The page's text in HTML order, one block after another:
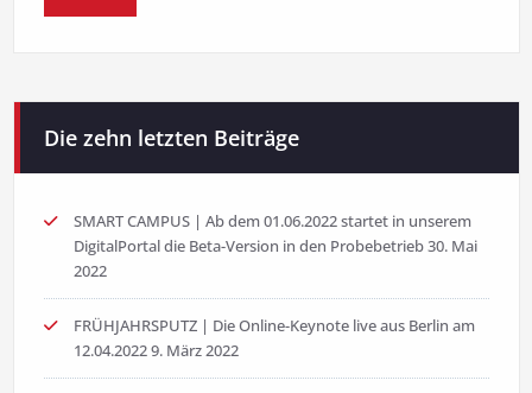
Die zehn letzten Beiträge
SMART CAMPUS | Ab dem 01.06.2022 startet in unserem
DigitalPortal die Beta-Version in den Probebetrieb30. Mai
2022
FRÜHJAHRSPUTZ | Die Online-Keynote live aus Berlin am
12.04.20229. März 2022